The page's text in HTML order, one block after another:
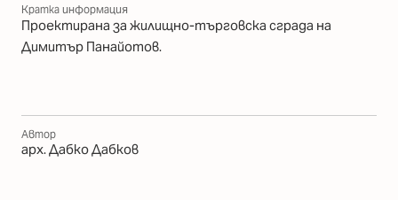
Кратка информация
Проектирана за жилищно-търговска сграда на
Димитър Панайотов.
Автор
арх. Дабко Дабков